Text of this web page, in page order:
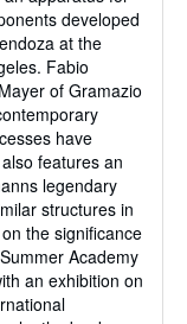
developed
at the
Fabio
of Gramazio
have
features an
legendary
structures in
the significance
Academy
an exhibition on